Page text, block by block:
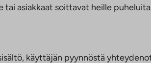
asiakkaat soittavat heille
käyttäjän pyynnöstä